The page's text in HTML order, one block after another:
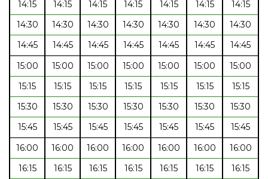
14:15
14:15 14:15 14:15 14:15 14:15
14:15
14:30
14:30 14:30 14:30 14:30 14:30
14:30
14:45
14:45 14:45 14:45 14:45 14:45
14:45
15:00
15:00 15:00 15:00 15:00 15:00
15:00
15:15
15:15 15:15 15:15 15:15 15:15
15:15
15:30
15:30 15:30 15:30 15:30 15:30
15:30
15:45
15:45 15:45 15:45 15:45 15:45
15:45
16:00
16:00 16:00 16:00 16:00 16:00
16:00
16:15
16:15 16:15 16:15 16:15 16:15
16:15